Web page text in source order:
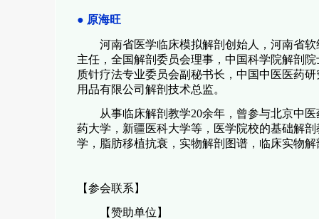
● 原海旺
河南省医学临床模拟解剖创始人，河南省
主任，全国解剖委员会理事，中国科学院解剖
质针疗法专业委员会副秘书长，中国中医医药
用品有限公司解剖技术总监。
从事临床解剖教学20余年，曾参与北京中
药大学，新疆医科大学等，医学院校的基础解
学，脂肪移植抗衰，实物解剖图谱，临床实物
【参会联系】
【赞助单位】